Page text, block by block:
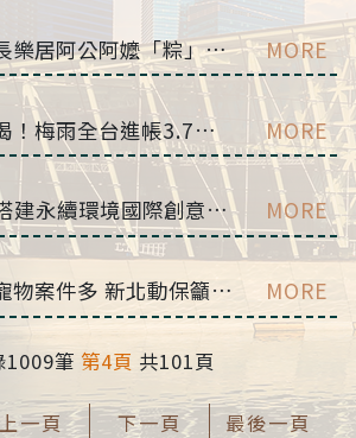
北榮桃園分院長樂居阿公阿嬤「粽」藝大集合 歡樂包粽迎端午 MORE
南部水庫大解渴！梅雨全台進帳3.7億噸 一圖看最新蓄水量 MORE
大葉大學USR搭建永續環境國際創意平台 臺日韓泰四國師生走入彰化八卦台地 MORE
春夏交替蛇咬寵物案件多 新北動保籲郊區、山區活動繫緊牽繩 MORE
1009筆 第4頁 共101頁
上一頁 下一頁 最後一頁